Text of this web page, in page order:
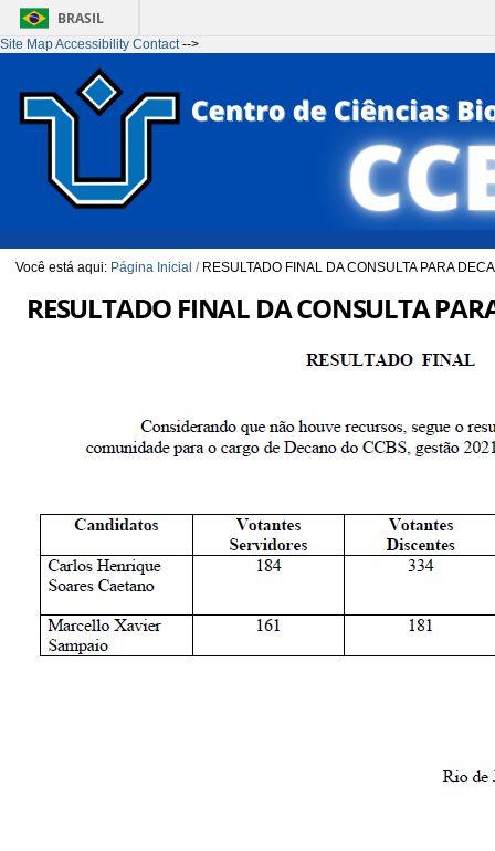
BRASIL
Ir para o conteúdo
Site MapAccessibility Contact-->
Você está aqui: Página Inicial / RESULTADO FINAL DA CONSULTA PARA
RESULTADO FINAL DA CONSULTA